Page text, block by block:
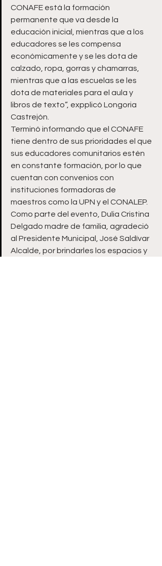
CONAFE está la formación
permanente que va desde la
educación inicial, mientras que a los
educadores se les compensa
económicamente y se les dota de
calzado, ropa, gorras y chamarras,
mientras que a las escuelas se les
dota de materiales para el aula y
libros de texto”, expplicó Longoria
Castrejón.
Terminó informando que el CONAFE
tiene dentro de sus prioridades el que
sus educadores comunitarios estén
en constante formación, por lo que
cuentan con convenios con
instituciones formadoras de
maestros como la UPN y el CONALEP.
Como parte del evento, Dulia Cristina
Delgado madre de familia, agradeció
al Presidente Municipal, José Saldívar
Alcalde, por brindarles los espacios y